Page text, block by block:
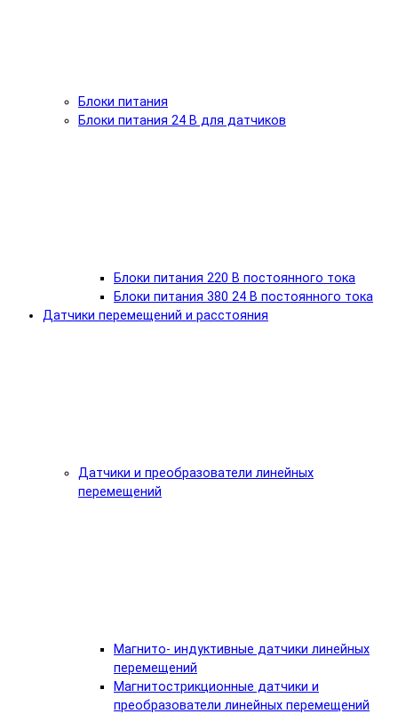
Блоки питания
Блоки питания 24 В для датчиков
Блоки питания 220 В постоянного тока
Блоки питания 380 24 В постоянного тока
Датчики перемещений и расстояния
Датчики и преобразователи линейных
перемещений
Магнито- индуктивные датчики линейных
перемещений
Магнитострикционные датчики и
преобразователи линейных перемещений